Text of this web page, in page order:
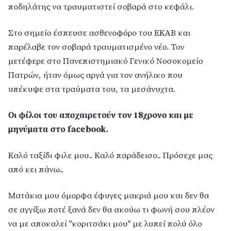
ποδηλάτης να τραυματιστεί σοβαρά στο κεφάλι.
Στο σημείο έσπευσε ασθενοφόρο του ΕΚΑΒ και
παρέλαβε τον σοβαρά τραυματισμένο νέο. Τον
μετέφερε στο Πανεπιστημιακό Γενικό Νοσοκομείο
Πατρών, ήταν όμως αργά για τον ανήλικο που
υπέκυψε στα τραύματα του, τα μεσάνυχτα.
Οι φίλοι του αποχαιρετούν τον 18χρονο και με
μηνύματα στο facebook.
Καλό ταξίδι φιλε μου.. Καλό παράδεισο.. Πρόσεχε μας
από κει πάνω..
Ματάκια μου όμορφα έφυγες μακριά μου και δεν θα
σε αγγίξω ποτέ ξανά δεν θα ακούω τι φωνή σου πλέον
να με αποκαλεί "κοριτσάκι μου" με λυπεί πολύ όλο